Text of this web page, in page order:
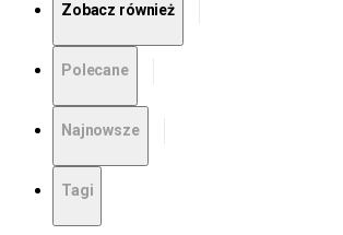
Zobacz również
Polecane
Najnowsze
Tagi